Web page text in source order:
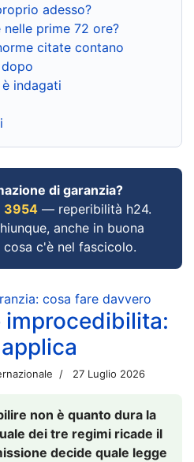
adesso?
prime 72 ore?
citate contano
indagati
di garanzia?
3954 — reperibilità h24.
anche in buona
c'è nel fascicolo.
cosa fare davvero
improcedibilita:
27 Luglio 2026
non è quanto dura la
dei tre regimi ricade il
decide quale legge